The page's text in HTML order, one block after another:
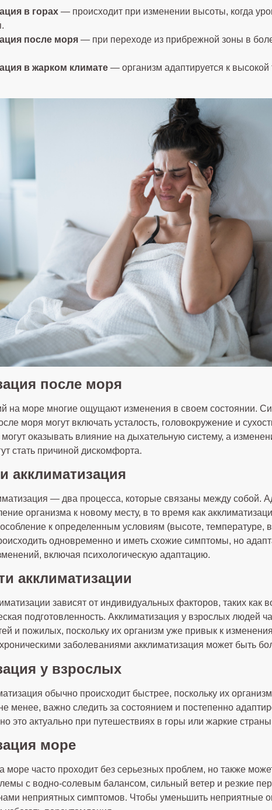
в горах — происходит при изменении высоты, когда
после моря — при переходе из прибрежной зоны в
в жарком климате — организм адаптируется к высокой
после моря
на море многие ощущают изменения в своем состоянии.
моря могут включать усталость, головокружение и
оказывать влияние на дыхательную систему, а
стать причиной дискомфорта.
акклиматизация
— два процесса, которые связаны между собой.
организма к новому месту, в то время как
к определенным условиям (высоте, температуре,
одновременно и иметь схожие симптомы, но
включая психологическую адаптацию.
акклиматизации
зависят от индивидуальных факторов, таких как
подготовленность. Акклиматизация у взрослых людей
и пожилых, поскольку их организм уже привык к
заболеваниями акклиматизация может быть
у взрослых
обычно происходит быстрее, поскольку их
менее, важно следить за состоянием и постепенно
это актуально при путешествиях в горы или жаркие
море
море часто проходит без серьезных проблем, но также
с водно-солевым балансом, сильный ветер и резкие
неприятных симптомов. Чтобы уменьшить неприятные